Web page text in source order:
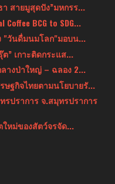
า สายมูสุดปัง”มหกรร...
BCG to SDG...
"วันดื่มนมโลก"มอบน...
” เกาะติดกระแส...
างป่าใหญ่ – ฉลอง 2...
ษฐกิจไทยตามนโยบายรั...
รปราการ จ.สมุทรปราการ
หม่ของสัตว์จรจัด...